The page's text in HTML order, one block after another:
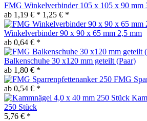
FMG Winkelverbinder 105 x 105 x 90 mm
ab 1,19 € * 1,25 € *
Winkelverbinder 90 x 90 x 65 mm 2,5 mm
ab 0,64 € *
Balkenschuhe 30 x120 mm geteilt (Paar)
ab 1,80 € *
FMG
ab 0,54 € *
250 Stück
5,76 € *